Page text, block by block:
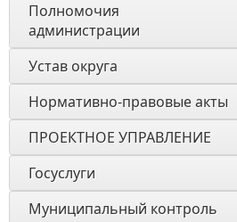
Полномочия
администрации
Устав округа
Нормативно-правовые акты
ПРОЕКТНОЕ УПРАВЛЕНИЕ
Госуслуги
Муниципальный контроль